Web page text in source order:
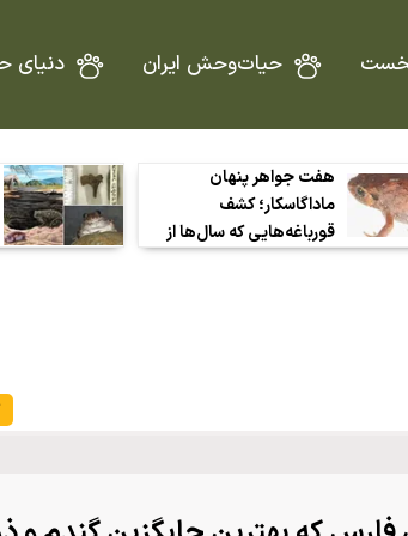
حیات‌وحش ایران دنیای
هفت جواهر پنهان
ماداگاسکار؛ کشف
قورباغه‌هایی که سال‌ها از